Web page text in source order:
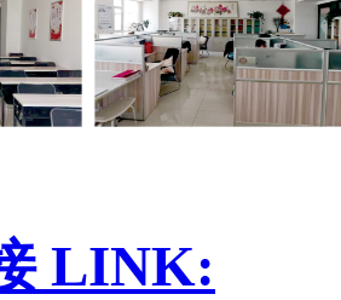
LINK: